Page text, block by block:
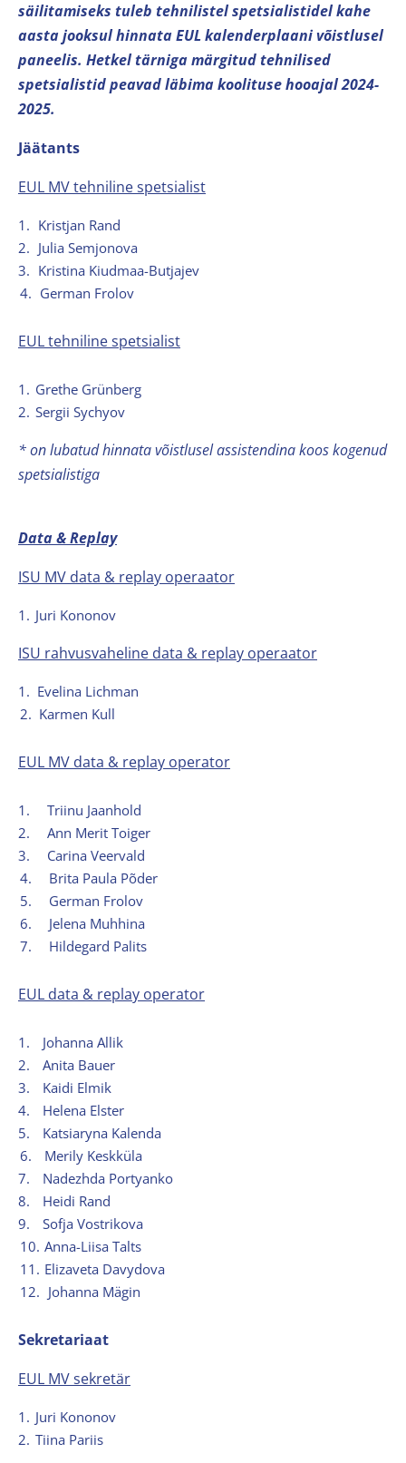
säilitamiseks tuleb tehnilistel spetsialistidel kahe
aasta jooksul hinnata EUL kalenderplaani võistlusel
paneelis. Hetkel tärniga märgitud tehnilised
spetsialistid peavad läbima koolituse hooajal 2024-
2025.
Jäätants
EUL MV tehniline spetsialist
1. Kristjan Rand
2. Julia Semjonova
3. Kristina Kiudmaa-Butjajev
4. German Frolov
EUL tehniline spetsialist
1. Grethe Grünberg
2. Sergii Sychyov
* on lubatud hinnata võistlusel assistendina koos kogenud
spetsialistiga
Data & Replay
ISU MV data & replay operaator
1. Juri Kononov
ISU rahvusvaheline data & replay operaator
1. Evelina Lichman
2. Karmen Kull
EUL MV data & replay operator
1.
Triinu Jaanhold
2.
Ann Merit Toiger
3.
Carina Veervald
4.
Brita Paula Põder
5.
German Frolov
6.
Jelena Muhhina
7.
Hildegard Palits
EUL data & replay operator
1.
Johanna Allik
2.
Anita Bauer
3.
Kaidi Elmik
4.
Helena Elster
5.
Katsiaryna Kalenda
6.
Merily Keskküla
7.
Nadezhda Portyanko
8.
Heidi Rand
9.
Sofja Vostrikova
10. Anna-Liisa Talts
11. Elizaveta Davydova
12. Johanna Mägin
Sekretariaat
EUL MV sekretär
1. Juri Kononov
2. Tiina Pariis